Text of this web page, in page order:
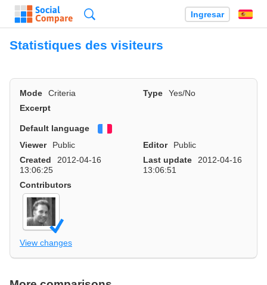
Ingresar
Statistiques des visiteurs
Mode Criteria Type
Yes/No
Excerpt
Default language
Viewer
Public Editor
Public
Created
2012-04-16
13:06:25
Last update
2012-04-16
13:06:51
Contributors
View changes